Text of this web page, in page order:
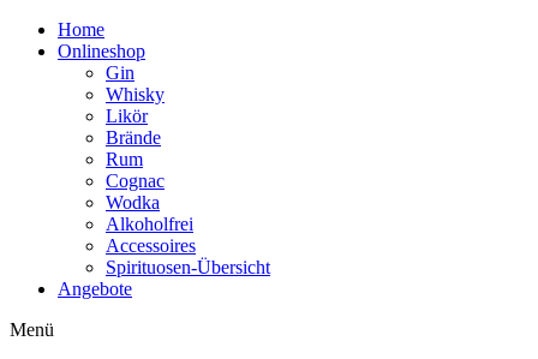
Home
Onlineshop
Gin
Whisky
Likör
Brände
Rum
Cognac
Wodka
Alkoholfrei
Accessoires
Spirituosen-Übersicht
Angebote
Menü